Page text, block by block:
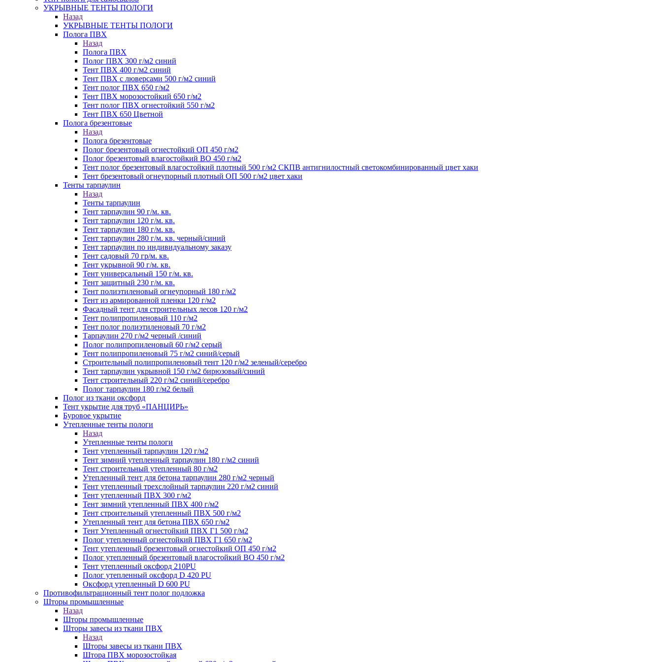
УКРЫВНЫЕ ТЕНТЫ ПОЛОГИ
Назад
УКРЫВНЫЕ ТЕНТЫ ПОЛОГИ
Полога ПВХ
Назад
Полога ПВХ
Полог ПВХ 300 г/м2 синий
Тент ПВХ 400 г/м2 синий
Тент ПВХ с люверсами 500 г/м2 синий
Тент полог ПВХ 650 г/м2
Тент ПВХ морозостойкий 650 г/м2
Тент полог ПВХ огнестойкий 550 г/м2
Тент ПВХ 650 Цветной
Полога брезентовые
Назад
Полога брезентовые
Полог брезентовый огнестойкий ОП 450 г/м2
Полог брезентовый влагостойкий ВО 450 г/м2
Тент полог брезентовый влагостойкий плотный 500 г/м2 СКПВ антигнилостный светокомбинированный цвет хаки
Тент брезентовый огнеупорный плотный ОП 500 г/м2 цвет хаки
Тенты тарпаулин
Назад
Тенты тарпаулин
Тент тарпаулин 90 г/м. кв.
Тент тарпаулин 120 г/м. кв.
Тент тарпаулин 180 г/м. кв.
Тент тарпаулин 280 г/м. кв. черный/синий
Тент тарпаулин по индивидуальному заказу
Тент садовый 70 гр/м. кв.
Тент укрывной 90 г/м. кв.
Тент универсальный 150 г/м. кв.
Тент защитный 230 г/м. кв.
Тент полиэтиленовый огнеупорный 180 г/м2
Тент из армированной пленки 120 г/м2
Фасадный тент для строительных лесов 120 г/м2
Тент полипропиленовый 110 г/м2
Тент полог полиэтиленовый 70 г/м2
Тарпаулин 270 г/м2 черный /синий
Полог полипропиленовый 60 г/м2 серый
Тент полипропиленовый 75 г/м2 синий/серый
Строительный полипропиленовый тент 120 г/м2 зеленый/серебро
Тент тарпаулин укрывной 150 г/м2 бирюзовый/синий
Тент строительный 220 г/м2 синий/серебро
Полог тарпаулин 180 г/м2 белый
Полог из ткани оксфорд
Тент укрытие для труб «ПАНЦИРЬ»
Буровое укрытие
Утепленные тенты пологи
Назад
Утепленные тенты пологи
Тент утепленный тарпаулин 120 г/м2
Тент зимний утепленный тарпаулин 180 г/м2 синий
Тент строительный утепленный 80 г/м2
Утепленный тент для бетона тарпаулин 280 г/м2 черный
Тент утепленный трехслойный тарпаулин 220 г/м2 синий
Тент утепленный ПВХ 300 г/м2
Тент зимний утепленный ПВХ 400 г/м2
Тент строительный утепленный ПВХ 500 г/м2
Утепленный тент для бетона ПВХ 650 г/м2
Тент Утепленный огнестойкий ПВХ Г1 500 г/м2
Полог утепленный огнестойкий ПВХ Г1 650 г/м2
Тент утепленный брезентовый огнестойкий ОП 450 г/м2
Полог утепленный брезентовый влагостойкий ВО 450 г/м2
Тент утепленный оксфорд 210PU
Полог утепленный оксфорд D 420 PU
Оксфорд утепленный D 600 PU
Противофильтрационный тент полог подложка
Шторы промышленные
Назад
Шторы промышленные
Шторы завесы из ткани ПВХ
Назад
Шторы завесы из ткани ПВХ
Штора ПВХ морозостойкая